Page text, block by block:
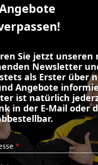
Sie jetzt unseren
Newsletter
als Erster über
Angebote
ist natürlich
in der E-Mail oder
*